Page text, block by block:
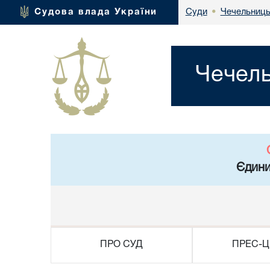
Судова влада України Суди •
ПРО СУД ПРЕС-